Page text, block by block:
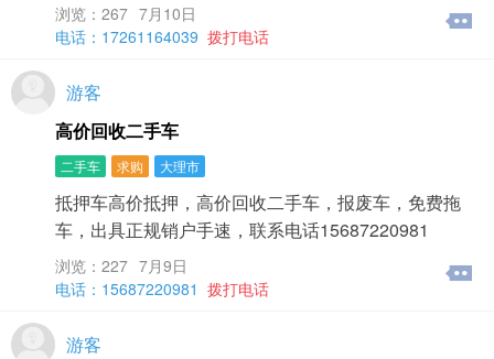
浏览：267 7月10日
电话：17261164039 拨打电话
游客
高价回收二手车
二手车 求购 大理市
抵押车高价抵押，高价回收二手车，报废车，免费拖
车，出具正规销户手速，联系电话15687220981
浏览：227 7月9日
电话：15687220981 拨打电话
游客